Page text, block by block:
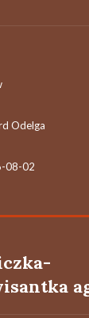
Odelga
08-02